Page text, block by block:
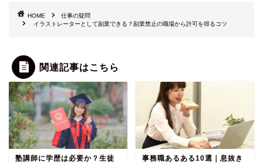
HOME
仕事の疑問
イラストレーターとして副業できる？副業禁止の職場から許可を得るコツ
関連記事はこちら
塾講師に学歴は必要か？生徒
事務職あるある10選｜息抜き